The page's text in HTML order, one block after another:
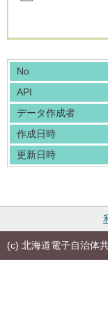
No
API
データ作成者
作成日時
更新日時
(c) 北海道電子自治体